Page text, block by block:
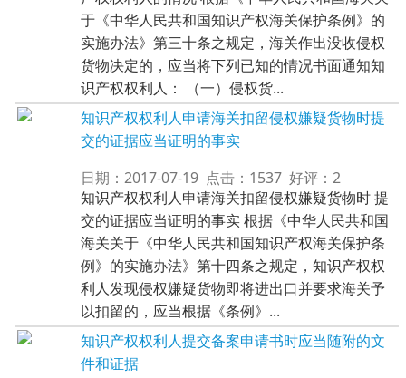
于《中华人民共和国知识产权海关保护条例》的
实施办法》第三十条之规定，海关作出没收侵权
货物决定的，应当将下列已知的情况书面通知知
识产权权利人： （一）侵权货...
知识产权权利人申请海关扣留侵权嫌疑货物时提
交的证据应当证明的事实
日期：2017-07-19 点击：1537 好评：2
知识产权权利人申请海关扣留侵权嫌疑货物时 提
交的证据应当证明的事实 根据《中华人民共和国
海关关于《中华人民共和国知识产权海关保护条
例》的实施办法》第十四条之规定，知识产权权
利人发现侵权嫌疑货物即将进出口并要求海关予
以扣留的，应当根据《条例》...
知识产权权利人提交备案申请书时应当随附的文
件和证据